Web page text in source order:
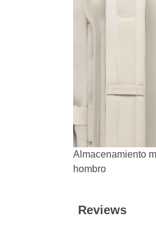
Almacenamiento
hombro
Reviews